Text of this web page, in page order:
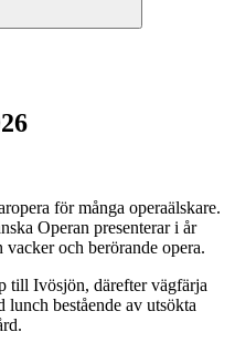
för många operaälskare.
Operan presenterar i år
och berörande opera.
till Ivösjön, därefter vägfärja
bestående av utsökta